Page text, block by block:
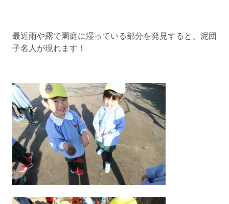
最近雨や露で園庭に湿っている部分を発見すると、泥団
子名人が現れます！